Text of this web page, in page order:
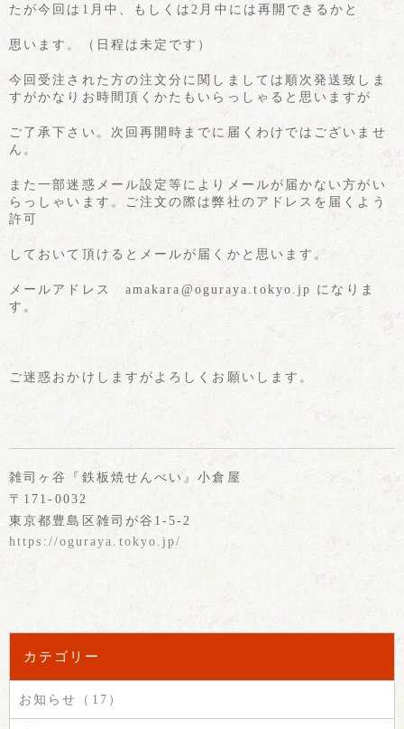
たが今回は1月中、もしくは2月中には再開できるかと
思います。（日程は未定です）
今回受注された方の注文分に関しましては順次発送致しま
すがかなりお時間頂くかたもいらっしゃると思いますが
ご了承下さい。次回再開時までに届くわけではございませ
ん。
また一部迷惑メール設定等によりメールが届かない方がい
らっしゃいます。ご注文の際は弊社のアドレスを届くよう
許可
しておいて頂けるとメールが届くかと思います。
メールアドレス amakara@oguraya.tokyo.jp になりま
す。
ご迷惑おかけしますがよろしくお願いします。
雑司ヶ谷『鉄板焼せんべい』小倉屋
〒171-0032
東京都豊島区雑司が谷1-5-2
https://oguraya.tokyo.jp/
カテゴリー
お知らせ（17）